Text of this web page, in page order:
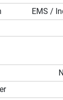
EMS /